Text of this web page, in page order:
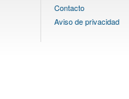
Contacto
Aviso de privacidad